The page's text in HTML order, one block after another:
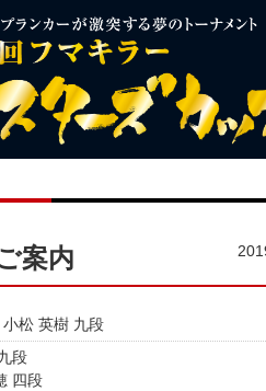
案内
松 英樹 九段
段
四段